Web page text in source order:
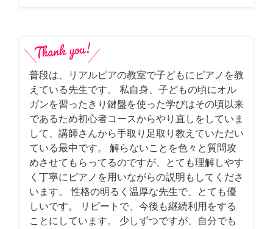
普段は、リアルピアの教室で子どもにピアノを教
えている先生です。 私自身、子どもの頃にオル
ガンを習ったきり鍵盤を使った学びはその頃以来
であるため初心者コースからやり直しをしていま
して、講師さんから手取り足取り教えていただい
ている最中です。 解らないことを色々と質問攻
めさせてもらってるのですが、とても理解しやす
く丁寧にピアノを用いながらの説明もしてくださ
います。 性格の明るく温厚な先生で、とても優
しいです。 リピートで、今後も継続利用をする
ことにしています。 少しずつですが、自分でも